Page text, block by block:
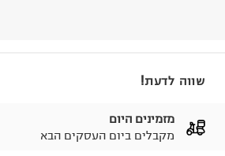
שווה לדעת!
מזמינים היום
מקבלים ביום העסקים הבא